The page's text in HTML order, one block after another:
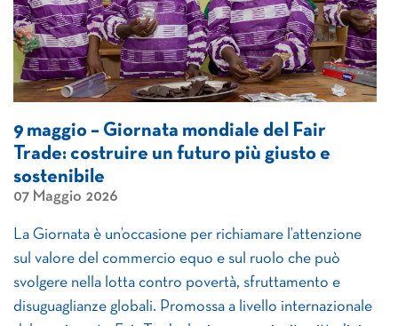
9 maggio – Giornata mondiale del Fair
Trade: costruire un futuro più giusto e
sostenibile
07 Maggio 2026
La Giornata è un’occasione per richiamare l’attenzione
sul valore del commercio equo e sul ruolo che può
svolgere nella lotta contro povertà, sfruttamento e
disuguaglianze globali. Promossa a livello internazionale